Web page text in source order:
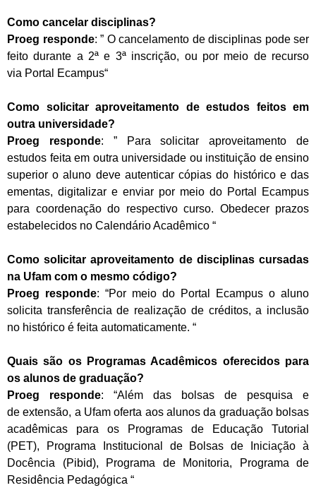
Como cancelar disciplinas?
Proeg responde: ” O cancelamento de disciplinas pode ser
feito durante a 2ª e 3ª inscrição, ou por meio de recurso
via Portal Ecampus“
Como solicitar aproveitamento de estudos feitos em
outra universidade?
Proeg responde: ” Para solicitar aproveitamento de
estudos feita em outra universidade ou instituição de ensino
superior o aluno deve autenticar cópias do histórico e das
ementas, digitalizar e enviar por meio do Portal Ecampus
para coordenação do respectivo curso. Obedecer prazos
estabelecidos no Calendário Acadêmico “
Como solicitar aproveitamento de disciplinas cursadas
na Ufam com o mesmo código?
Proeg responde: “Por meio do Portal Ecampus o aluno
solicita transferência de realização de créditos, a inclusão
no histórico é feita automaticamente. “
Quais são os Programas Acadêmicos oferecidos para
os alunos de graduação?
Proeg responde: “Além das bolsas de pesquisa e
de extensão, a Ufam oferta aos alunos da graduação bolsas
acadêmicas para os Programas de Educação Tutorial
(PET), Programa Institucional de Bolsas de Iniciação à
Docência (Pibid), Programa de Monitoria, Programa de
Residência Pedagógica “